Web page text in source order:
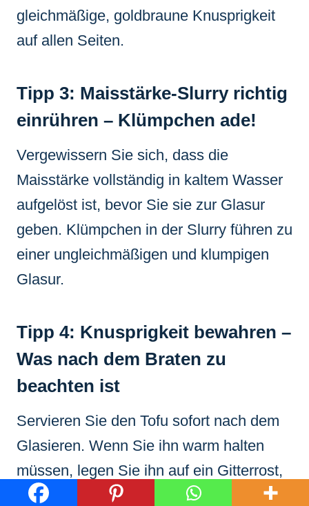
gleichmäßige, goldbraune Knusprigkeit
auf allen Seiten.
Tipp 3: Maisstärke-Slurry richtig
einrühren – Klümpchen ade!
Vergewissern Sie sich, dass die
Maisstärke vollständig in kaltem Wasser
aufgelöst ist, bevor Sie sie zur Glasur
geben. Klümpchen in der Slurry führen zu
einer ungleichmäßigen und klumpigen
Glasur.
Tipp 4: Knusprigkeit bewahren –
Was nach dem Braten zu
beachten ist
Servieren Sie den Tofu sofort nach dem
Glasieren. Wenn Sie ihn warm halten
müssen, legen Sie ihn auf ein Gitterrost,
damit die Luft zirkulieren kann und er